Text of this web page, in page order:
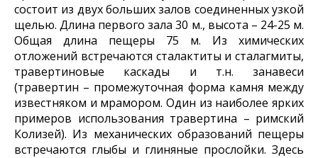
состоит из двух больших залов соединенных узкой
щелью. Длина первого зала 30 м., высота – 24-25 м.
Общая длина пещеры 75 м. Из химических
отложений встречаются сталактиты и сталагмиты,
травертиновые каскады и т.н. занавеси
(травертин – промежуточная форма камня между
известняком и мрамором. Один из наиболее ярких
примеров использования травертина – римский
Колизей). Из механических образований пещеры
встречаются глыбы и глиняные прослойки. Здесь